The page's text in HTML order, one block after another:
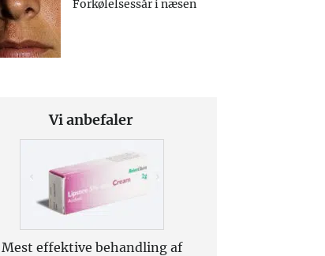
Forkølelsessår i næsen
Vi anbefaler
Mest effektive behandling af